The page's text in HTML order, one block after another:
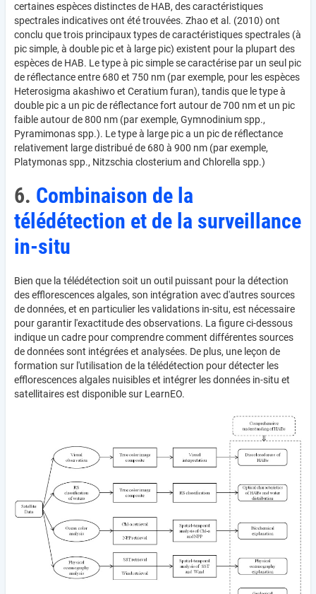
certaines espèces distinctes de HAB, des caractéristiques
spectrales indicatives ont été trouvées. Zhao et al. (2010) ont
conclu que trois principaux types de caractéristiques spectrales (à
pic simple, à double pic et à large pic) existent pour la plupart des
espèces de HAB. Le type à pic simple se caractérise par un seul pic
de réflectance entre 680 et 750 nm (par exemple, pour les espèces
Heterosigma akashiwo et Ceratium furan), tandis que le type à
double pic a un pic de réflectance fort autour de 700 nm et un pic
faible autour de 800 nm (par exemple, Gymnodinium spp.,
Pyramimonas spp.). Le type à large pic a un pic de réflectance
relativement large distribué de 680 à 900 nm (par exemple,
Platymonas spp., Nitzschia closterium and Chlorella spp.)
6. Combinaison de la
télédétection et de la surveillance
in-situ
Bien que la télédétection soit un outil puissant pour la détection
des efflorescences algales, son intégration avec d'autres sources
de données, et en particulier les validations in-situ, est nécessaire
pour garantir l'exactitude des observations. La figure ci-dessous
indique un cadre pour comprendre comment différentes sources
de données sont intégrées et analysées. De plus, une leçon de
formation sur l'utilisation de la télédétection pour détecter les
efflorescences algales nuisibles et intégrer les données in-situ et
satellitaires est disponible sur LearnEO.